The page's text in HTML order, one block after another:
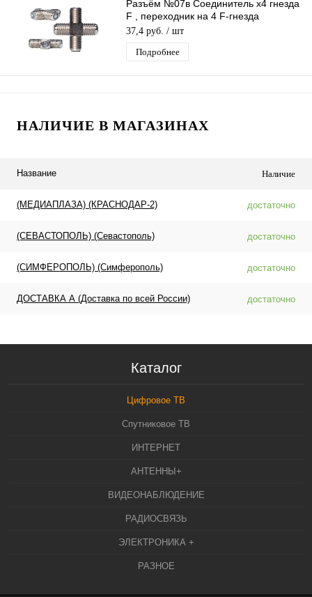
Разъём №07в Соединитель x4 гнезда
F , переходник на 4 F-гнезда
(крестовая бочка) F20
37,4 руб. / шт
Подробнее
НАЛИЧИЕ В МАГАЗИНАХ
Название Наличие
(МЕДИАПЛАЗА) (КРАСНОДАР-2) достаточно
(СЕВАСТОПОЛЬ) (Севастополь) достаточно
(СИМФЕРОПОЛЬ) (Симферополь) достаточно
ДОСТАВКА А (Доставка по всей России) достаточно
Каталог
Цифровое ТВ
Спутниковое ТВ
ИНТЕРНЕТ
АНТЕННЫ+
ВИДЕОНАБЛЮДЕНИЕ
РАДИОСВЯЗЬ
ЭЛЕКТРОНИКА +
РАЗНОЕ